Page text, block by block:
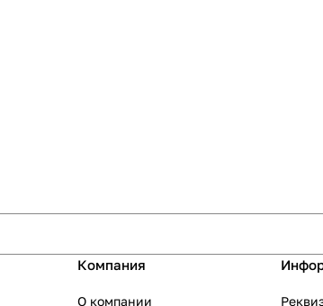
Компания
О компании